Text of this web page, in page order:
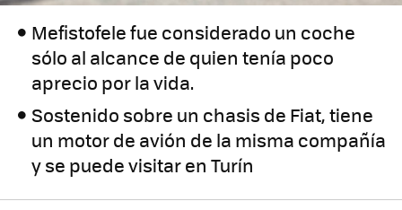
Mefistofele fue considerado un coche
sólo al alcance de quien tenía poco
aprecio por la vida.
Sostenido sobre un chasis de Fiat, tiene
un motor de avión de la misma compañía
y se puede visitar en Turín